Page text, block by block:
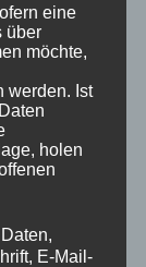
eine
über
möchte,
werden. Ist
holen
E-Mail-